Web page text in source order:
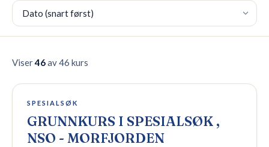
🇳🇴NO
Sortering
Viser46av 46 kurs
3 plasser igjen
SPESIALSØK
GRUNNKURS I SPESIALSØK ,
NSO - MORFJORDEN